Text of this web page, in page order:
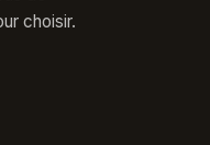
choisir.